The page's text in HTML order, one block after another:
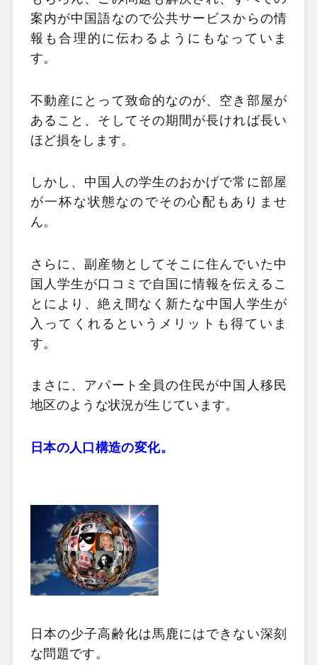
案内が中国語なので公共サービスからの情
報も合理的に伝わるようにもなっていま
す。
不動産にとって致命的なのが、空き部屋が
あること、そしてその期間が長ければ長い
ほど損をします。
しかし、中国人の学生のおかげで常に部屋
が一杯な状態なのでその心配もありませ
ん。
さらに、副産物としてそこに住んでいた中
国人学生が口コミで自国に情報を伝えるこ
とにより、絶え間なく新たな中国人学生が
入ってくれるというメリットも得ていま
す。
まさに、アパート全員の住民が中国人移民
地区のような状況が生じています。
日本の人口構造の変化。
日本の少子高齢化は馬鹿にはできない深刻
な問題です。